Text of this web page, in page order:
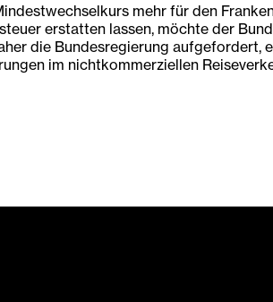
mehr für den
erstatten lassen, möchte der
die Bundesregierung aufgefordert,
im nichtkommerziellen